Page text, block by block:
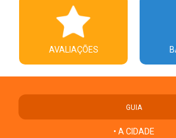
AVALIAÇÕES
GUIA
• A CIDADE